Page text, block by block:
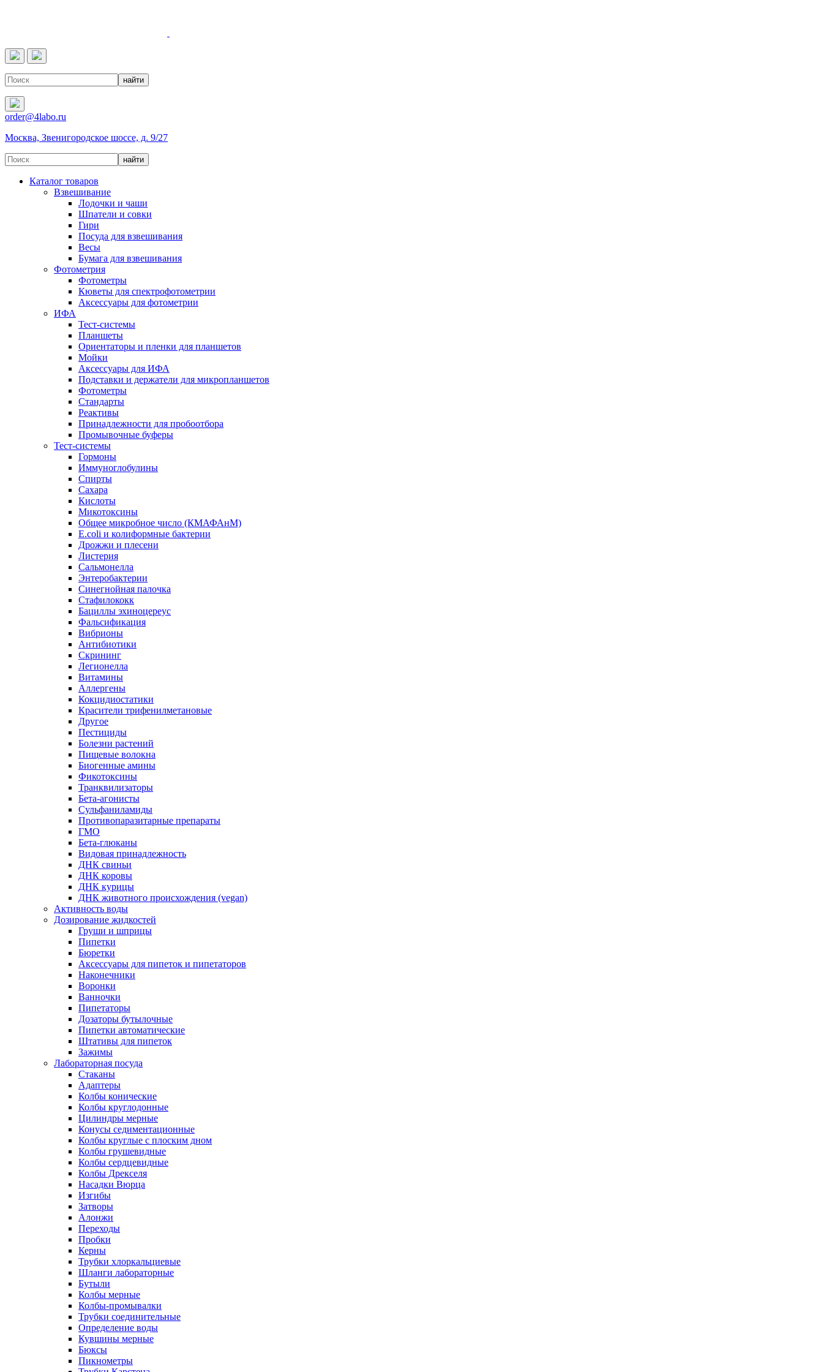
order@4labo.ru
Москва, Звенигородское шоссе, д. 9/27
Каталог товаров
Взвешивание
Лодочки и чаши
Шпатели и совки
Гири
Посуда для взвешивания
Весы
Бумага для взвешивания
Фотометрия
Фотометры
Кюветы для спектрофотометрии
Аксессуары для фотометрии
ИФА
Тест-системы
Планшеты
Ориентаторы и пленки для планшетов
Мойки
Аксессуары для ИФА
Подставки и держатели для микропланшетов
Фотометры
Стандарты
Реактивы
Принадлежности для пробоотбора
Промывочные буферы
Тест-системы
Гормоны
Иммуноглобулины
Спирты
Сахара
Кислоты
Микотоксины
Общее микробное число (КМАФАнМ)
E.coli и колиформные бактерии
Дрожжи и плесени
Листерия
Сальмонелла
Энтеробактерии
Синегнойная палочка
Стафилококк
Бациллы эхиноцереус
Фальсификация
Вибрионы
Антибиотики
Скрининг
Легионелла
Витамины
Аллергены
Кокцидиостатики
Красители трифенилметановые
Другое
Пестициды
Болезни растений
Пищевые волокна
Биогенные амины
Фикотоксины
Транквилизаторы
Бета-агонисты
Сульфаниламиды
Противопаразитарные препараты
ГМО
Бета-глюканы
Видовая принадлежность
ДНК свиньи
ДНК коровы
ДНК курицы
ДНК животного происхождения (vegan)
Активность воды
Дозирование жидкостей
Груши и шприцы
Пипетки
Бюретки
Аксессуары для пипеток и пипетаторов
Наконечники
Воронки
Ванночки
Пипетаторы
Дозаторы бутылочные
Пипетки автоматические
Штативы для пипеток
Зажимы
Лабораторная посуда
Стаканы
Адаптеры
Колбы конические
Колбы круглодонные
Цилиндры мерные
Конусы седиментационные
Колбы круглые с плоским дном
Колбы грушевидные
Колбы сердцевидные
Колбы Дрекселя
Насадки Вюрца
Изгибы
Затворы
Алонжи
Переходы
Пробки
Керны
Трубки хлоркальциевые
Шланги лабораторные
Бутыли
Колбы мерные
Колбы-промывалки
Трубки соединительные
Определение воды
Кувшины мерные
Бюксы
Пикнометры